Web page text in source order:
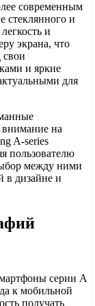
современным
стеклянного и
и
экрана, что
свои
и яркие
для
внимание на
A-series
пользователю
между ними
в дизайне и
серии A
к мобильной
получать